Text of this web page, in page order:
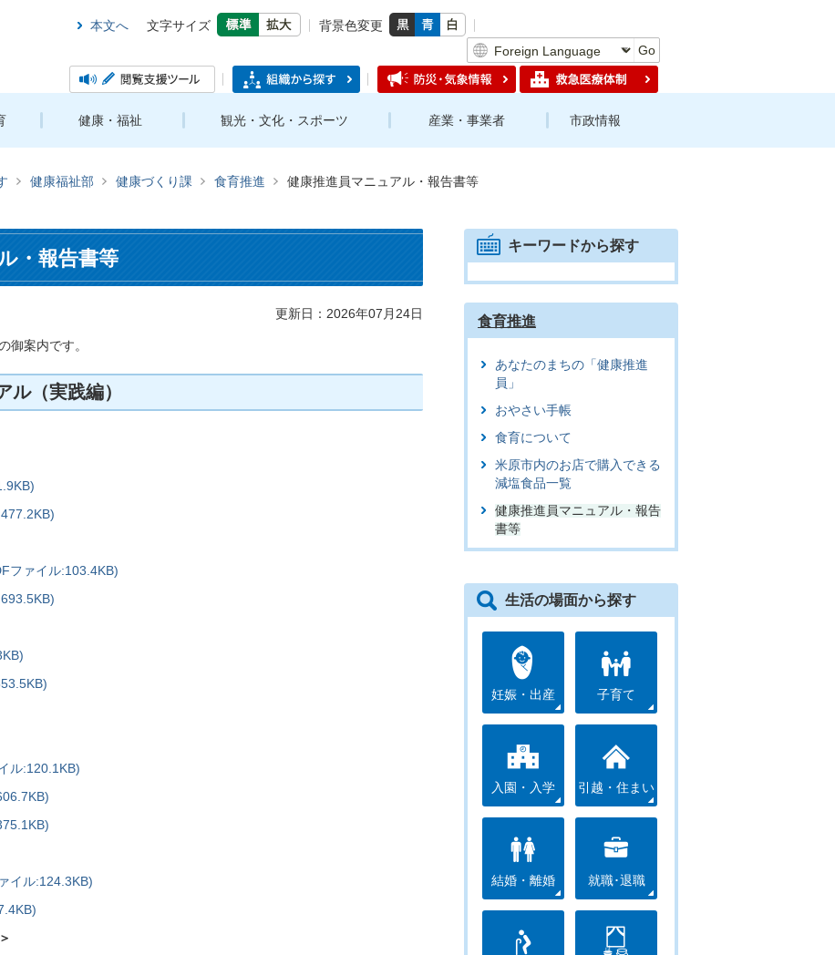
本文へ 文字サイズ
背景色変更
Go
健康・福祉 観光・文化・スポーツ 産業・事業者 市政情報
健康福祉部 健康づくり課 食育推進 健康推進員マニュアル・報告書等
・報告書等
更新日：2026年07月24日
御案内です。
ル（実践編）
ファイル:103.4KB)
ル:120.1KB)
イル:124.3KB)
キーワードから探す
食育推進
あなたのまちの「健康推進
員」
おやさい手帳
食育について
米原市内のお店で購入できる
減塩食品一覧
健康推進員マニュアル・報告
書等
生活の場面から探す
妊娠・出産 子育て
入園・入学 引越・住まい
結婚・離婚 就職･退職